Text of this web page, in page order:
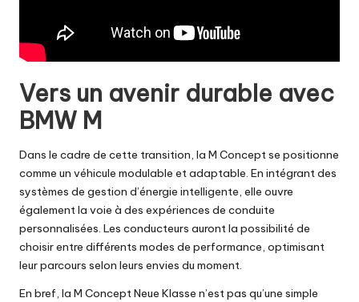
Vers un avenir durable avec
BMW M
Dans le cadre de cette transition, la M Concept se positionne
comme un véhicule modulable et adaptable. En intégrant des
systèmes de gestion d’énergie intelligente, elle ouvre
également la voie à des expériences de conduite
personnalisées. Les conducteurs auront la possibilité de
choisir entre différents modes de performance, optimisant
leur parcours selon leurs envies du moment.
En bref, la M Concept Neue Klasse n’est pas qu’une simple